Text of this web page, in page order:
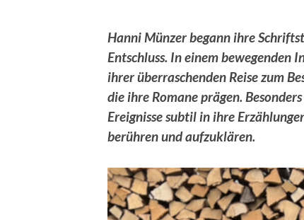
Hanni Münzer begann ihre
Entschluss. In einem bewegenden
ihrer überraschenden Reise zum
die ihre Romane prägen.
Ereignisse subtil in ihre
berühren und aufzuklären.